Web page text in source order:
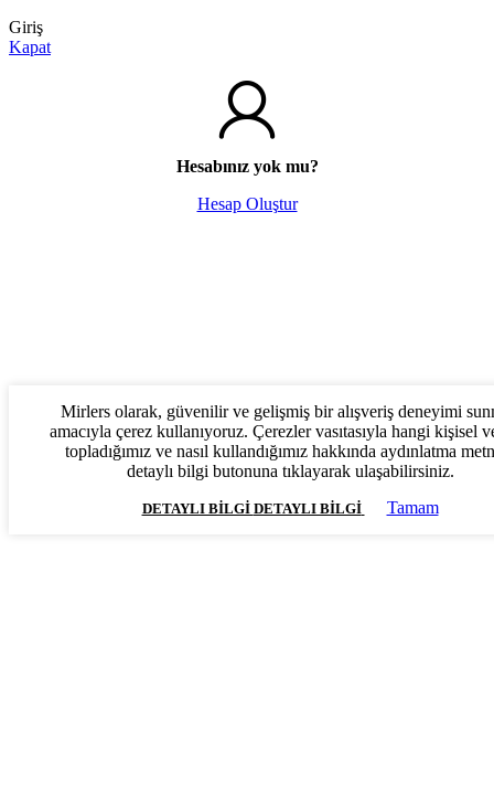
Giriş
Kapat
Hesabınız yok mu?
Hesap Oluştur
Mirlers olarak, güvenilir ve gelişmiş bir alışveriş deneyimi
amacıyla çerez kullanıyoruz. Çerezler vasıtasıyla hangi kişisel
topladığımız ve nasıl kullandığımız hakkında aydınlatma
detaylı bilgi butonuna tıklayarak ulaşabilirsiniz.
DETAYLI BILGI DETAYLI BILGI Tamam